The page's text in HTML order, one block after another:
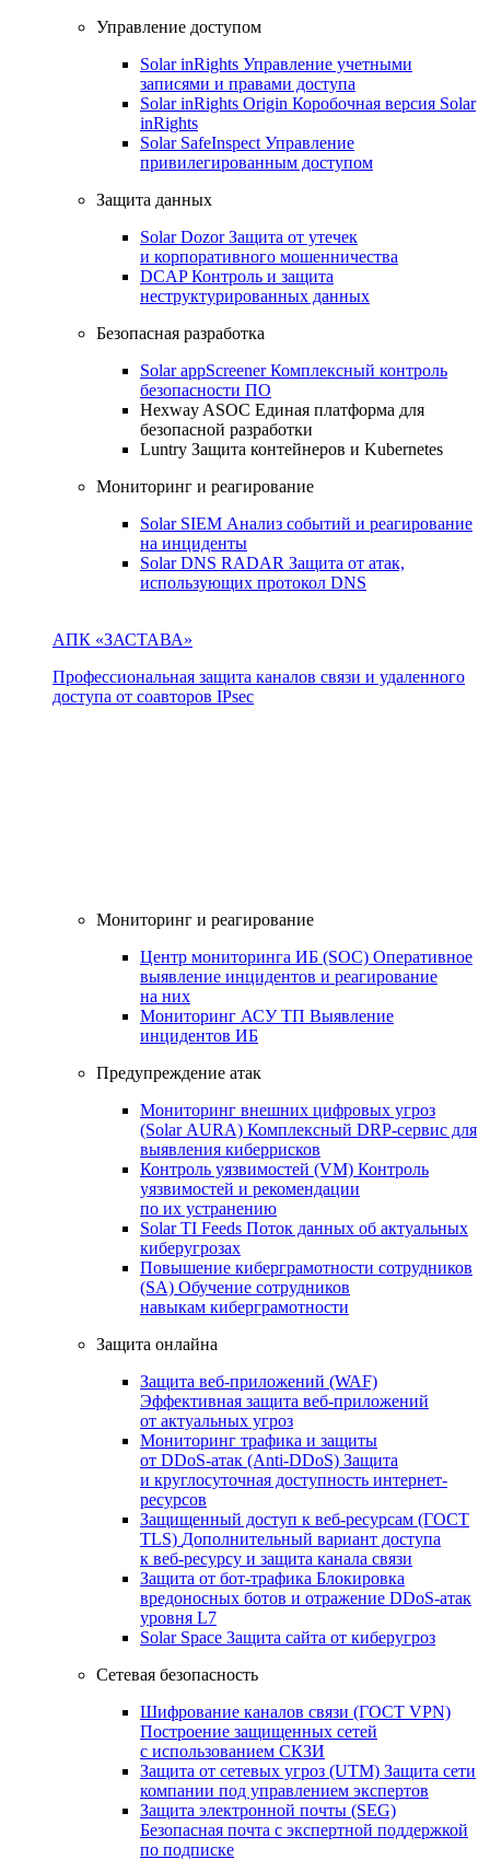
Управление доступом
Solar inRights Управление учетными
записями и правами доступа
Solar inRights Origin Коробочная версия Solar
inRights
Solar SafeInspect Управление
привилегированным доступом
Защита данных
Solar DozorЗащита от утечек
и корпоративного мошенничества
DCAPКонтроль и защита
неструктурированных данных
Безопасная разработка
Solar appScreenerКомплексный контроль
безопасности ПО
Hexway ASOC Единая платформа для
безопасной разработки
Luntry Защита контейнеров и Kubernetes
Мониторинг и реагирование
Solar SIEM Анализ событий и реагирование
на инциденты
Solar DNS RADAR Защита от атак,
использующих протокол DNS
АПК «ЗАСТАВА»
Профессиональная защита каналов связи и удаленного
доступа от соавторов IPsec
Мониторинг и реагирование
Центр мониторинга ИБ (SOC) Оперативное
выявление инцидентов и реагирование
на них
Мониторинг АСУ ТП Выявление
инцидентов ИБ
Предупреждение атак
Мониторинг внешних цифровых угроз
(Solar AURA) Комплексный DRP-сервис для
выявления киберрисков
Контроль уязвимостей (VM) Контроль
уязвимостей и рекомендации
по их устранению
Solar TI Feeds Поток данных об актуальных
киберугрозах
Повышение киберграмотности сотрудников
(SA) Обучение сотрудников
навыкам киберграмотности
Защита онлайна
Защита веб-приложений (WAF)
Эффективная защита веб-приложений
от актуальных угроз
Мониторинг трафика и защиты
от DDoS‑атак (Anti‑DDoS) Защита
и круглосуточная доступность интернет-
ресурсов
Защищенный доступ к веб-ресурсам (ГОСТ
TLS) Дополнительный вариант доступа
к веб‑ресурсу и защита канала связи
Защита от бот‑трафика Блокировка
вредоносных ботов и отражение DDoS‑атак
уровня L7
Solar Space Защита сайта от киберугроз
Сетевая безопасность
Шифрование каналов связи (ГОСТ VPN)
Построение защищенных сетей
с использованием СКЗИ
Защита от сетевых угроз (UTM) Защита сети
компании под управлением экспертов
Защита электронной почты (SEG)
Безопасная почта с экспертной поддержкой
по подписке